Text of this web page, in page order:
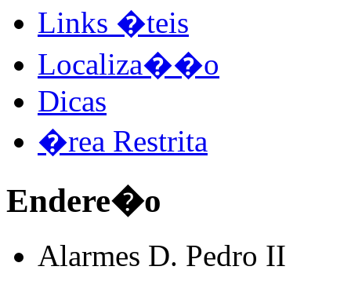
Links �teis
Localiza��o
Dicas
�rea Restrita
Endere�o
Alarmes D. Pedro II